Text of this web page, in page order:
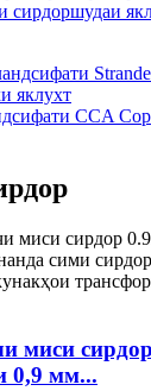
CCA
миси
0,9 мм...